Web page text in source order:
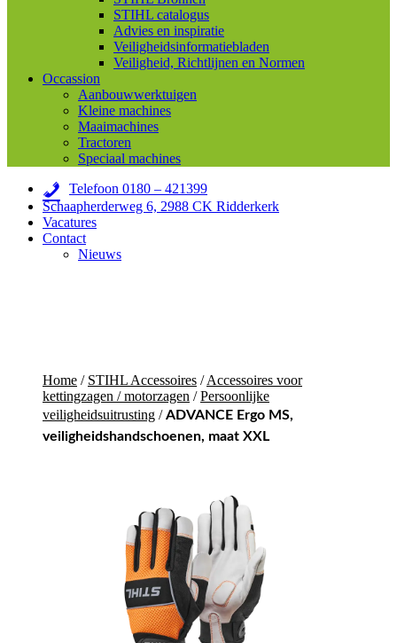
STIHL catalogus
Advies en inspiratie
Veiligheidsinformatiebladen
Veiligheid, Richtlijnen en Normen
Occassion
Aanbouwwerktuigen
Kleine machines
Maaimachines
Tractoren
Speciaal machines
Telefoon 0180 – 421399
Schaapherderweg 6, 2988 CK Ridderkerk
Vacatures
Contact
Nieuws
Home / STIHL Accessoires /Accessoires voor
kettingzagen / motorzagen /Persoonlijke
veiligheidsuitrusting /ADVANCE Ergo MS,
veiligheidshandschoenen, maat XXL